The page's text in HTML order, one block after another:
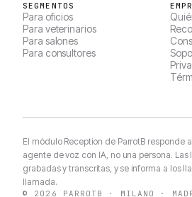
SEGMENTOS
Para oficios
Para veterinarios
Para salones
Para consultores
El módulo Reception de ParrotB responde
agente de voz con IA, no una persona.
grabadas y transcritas, y se informa a los
llamada.
© 2026 PARROTB · MILANO ·